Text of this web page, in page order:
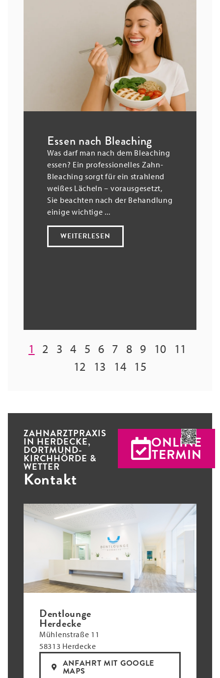
Essen nach Bleaching
Was darf man nach dem Bleaching
essen? Ein professionelles Zahn-
Bleaching sorgt für ein strahlend
weißes Lächeln – vorausgesetzt,
Sie beachten nach der Behandlung
einige wichtige ...
WEITERLESEN
1 2 3 4 5 6 7 8 9 10
11
12
13 14 15
ZAHNARZTPRAXIS
IN HERDECKE,
DORTMUND-
KIRCHHÖRDE &
WETTER
Kontakt
ONLINE
TERMIN
Dentlounge
Herdecke
Mühlenstraße 11
58313 Herdecke
ANFAHRT MIT GOOGLE
MAPS